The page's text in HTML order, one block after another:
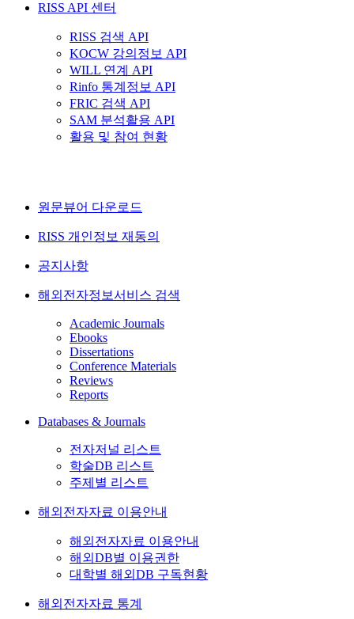
RISS API 센터
RISS 검색 API
KOCW 강의정보 API
WILL 연계 API
Rinfo 통계정보 API
FRIC 검색 API
SAM 분석활용 API
활용 및 참여 현황
원문뷰어 다운로드
RISS 개인정보 재동의
공지사항
해외전자정보서비스 검색
Academic Journals
Ebooks
Dissertations
Conference Materials
Reviews
Reports
Databases & Journals
전자저널 리스트
학술DB 리스트
주제별 리스트
해외전자자료 이용안내
해외전자자료 이용안내
해외DB별 이용권한
대학별 해외DB 구독현황
해외전자자료 통계